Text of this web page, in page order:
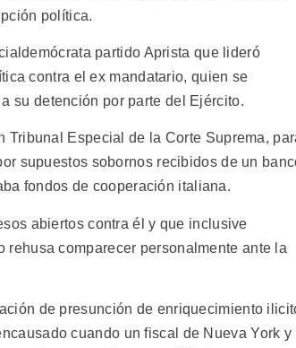
política.
partido Aprista que lideró
contra el ex mandatario, quien se
su detención por parte del Ejército.
Tribunal Especial de la Corte Suprema,
supuestos sobornos recibidos de un
fondos de cooperación italiana.
abiertos contra él y que inclusive
rehusa comparecer personalmente ante la
de presunción de enriquecimiento
cuando un fiscal de Nueva York y